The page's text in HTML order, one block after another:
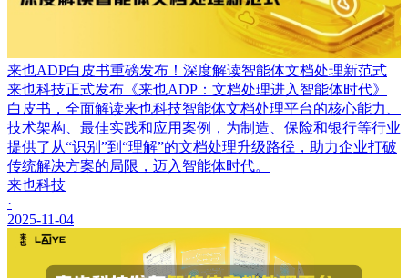
来也ADP白皮书重磅发布！深度解读智能体文档处理新范式
来也科技正式发布《来也ADP：文档处理进入智能体时代》
白皮书，全面解读来也科技智能体文档处理平台的核心能力、
技术架构、最佳实践和应用案例，为制造、保险和银行等行业
提供了从“识别”到“理解”的文档处理升级路径，助力企业打破
传统解决方案的局限，迈入智能体时代。
来也科技
·
2025-11-04